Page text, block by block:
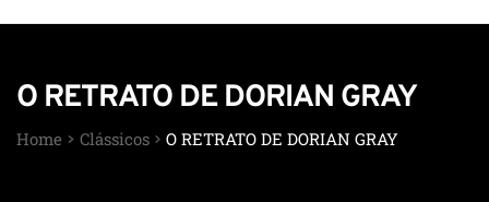
O RETRATO DE DORIAN GRAY
Home Clássicos O RETRATO DE DORIAN GRAY